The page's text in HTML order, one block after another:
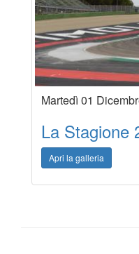
Martedì 01
La Stagione
Apri la galleria